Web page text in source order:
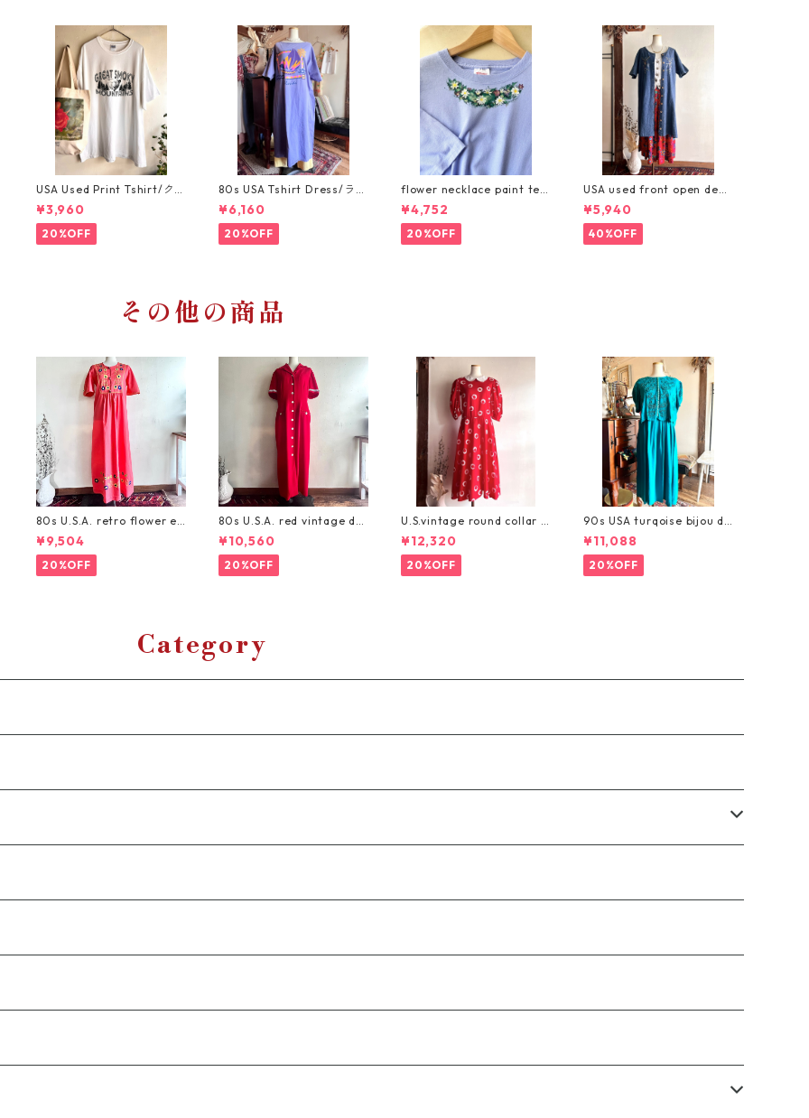
USA Used Print Tshirt/ク
マと森林のモノクロプリン
トビッグサイズTシャツ/GIL
DANxl
¥3,960
20%OFF
80s USA Tshirt Dress/ラベ
ンダーパープルのアメリカ
製スーベニアTシャツワンピ
ース
¥6,160
20%OFF
flower necklace paint tee
/お花ペイントのネックレス
Tシャツ
¥4,752
20%OFF
USA used front open deni
m embroidery dress/刺繍
入りデニムの羽織りワンピ
ース
¥5,940
40%OFF
その他の商品
80s U.S.A. retro flower e
mbroidery orange dress/
レトロなお花刺繍のワンピ
ース
¥9,504
20%OFF
80s U.S.A. red vintage dre
ss/リボン&ボーダーが可愛
い赤のロングワンピース
¥10,560
20%OFF
U.S.vintage round collar l
ong dress/まるっと絵柄の
可愛い赤白水玉ワンピース
¥12,320
20%OFF
90s USA turqoise bijou dr
ess/ターコイズブルーのヴ
ィンテージワンピース
¥11,088
20%OFF
Category